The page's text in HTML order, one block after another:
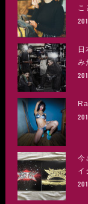
み
今
イ